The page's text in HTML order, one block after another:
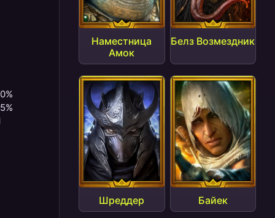
Наместница
Амок
Белз Возмездник
Шреддер Байек